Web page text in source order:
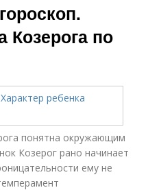
Козерога по
понятна окружающим
Козерог рано начинает
ему не